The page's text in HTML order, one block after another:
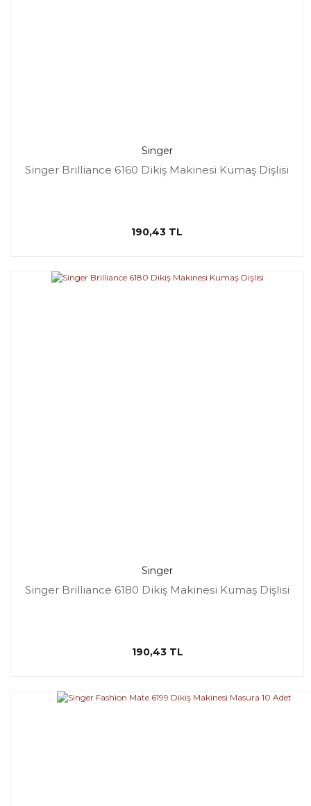
Singer
Singer Brilliance 6160 Dikiş Makinesi Kumaş Dişlisi
190,43 TL
Singer
Singer Brilliance 6180 Dikiş Makinesi Kumaş Dişlisi
190,43 TL